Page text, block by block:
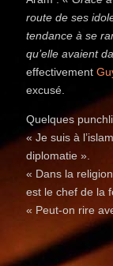
route de ses
tendance à se
qu’elle avaient
effectivement
excusé.
Quelques
« Je suis à
diplomatie ».
« Dans la
est le chef de la
« Peut-on rire